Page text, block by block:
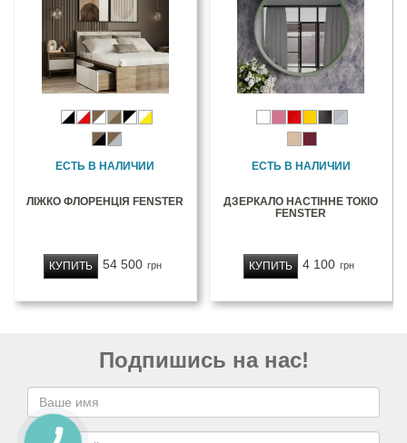
ЕСТЬ В НАЛИЧИИ
ЛІЖКО ФЛОРЕНЦІЯ FENSTER
54 500 грн
КУПИТЬ
ЕСТЬ В НАЛИЧИИ
ДЗЕРКАЛО НАСТІННЕ ТОКІО
FENSTER
4 100 грн
КУПИТЬ
Подпишись на нас!